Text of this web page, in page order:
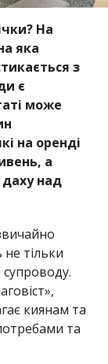
На
яка
з
є
може
на оренді
а
над
не тільки
супроводу.
киянам та
та